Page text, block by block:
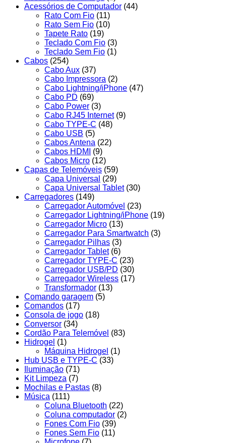
Acessórios de Computador (44)
Rato Com Fio (11)
Rato Sem Fio (10)
Tapete Rato (19)
Teclado Com Fio (3)
Teclado Sem Fio (1)
Cabos (254)
Cabo Aux (37)
Cabo Impressora (2)
Cabo Lightning/iPhone (47)
Cabo PD (69)
Cabo Power (3)
Cabo RJ45 Internet (9)
Cabo TYPE-C (48)
Cabo USB (5)
Cabos Antena (22)
Cabos HDMI
(9)
Cabos Micro (12)
Capas de Telemóveis (59)
Capa Universal (29)
Capa Universal Tablet (30)
Carregadores (149)
Carregador Automóvel (23)
Carregador Lightning/iPhone (19)
Carregador Micro (13)
Carregador Para Smartwatch (3)
Carregador Pilhas (3)
Carregador Tablet (6)
Carregador TYPE-C (23)
Carregador USB/PD (30)
Carregador Wireless (17)
Transformador (13)
Comando garagem (5)
Comandos (17)
Consola de jogo (18)
Conversor (34)
Cordão Para Telemóvel (83)
Hidrogel (1)
Máquina Hidrogel (1)
Hub USB e TYPE-C (33)
Iluminação (71)
Kit Limpeza (7)
Mochilas e Pastas (8)
Música (111)
Coluna Bluetooth (22)
Coluna computador (2)
Fones Com Fio (39)
Fones Sem Fio (11)